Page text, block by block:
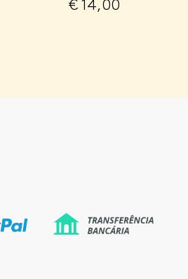
€14,00